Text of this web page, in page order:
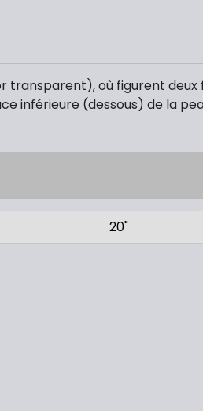
transparent), où figurent deux
inférieure (dessous) de la
20"